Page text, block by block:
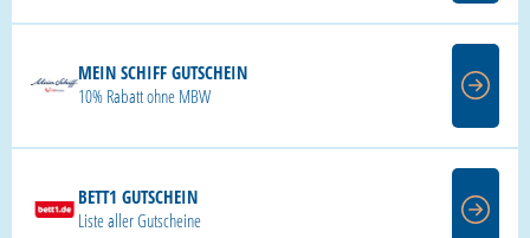
MEIN SCHIFF GUTSCHEIN
10% Rabatt ohne MBW
BETT1 GUTSCHEIN
Liste aller Gutscheine